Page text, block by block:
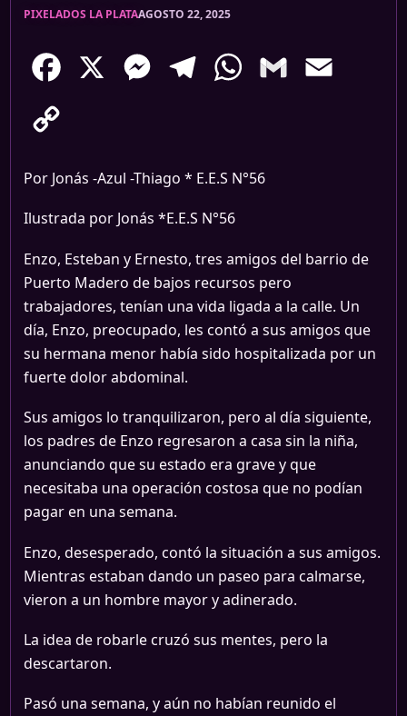
PIXELADOS LA PLATAAGOSTO 22, 2025
Facebook MessengerTelegramWhatsAppGmail
Por Jonás -Azul -Thiago * E.E.S N°56
Ilustrada por Jonás *E.E.S N°56
Enzo, Esteban y Ernesto, tres amigos del barrio de
Puerto Madero de bajos recursos pero
trabajadores, tenían una vida ligada a la calle. Un
día, Enzo, preocupado, les contó a sus amigos que
su hermana menor había sido hospitalizada por un
fuerte dolor abdominal.
Sus amigos lo tranquilizaron, pero al día siguiente,
los padres de Enzo regresaron a casa sin la niña,
anunciando que su estado era grave y que
necesitaba una operación costosa que no podían
pagar en una semana.
Enzo, desesperado, contó la situación a sus amigos.
Mientras estaban dando un paseo para calmarse,
vieron a un hombre mayor y adinerado.
La idea de robarle cruzó sus mentes, pero la
descartaron.
Pasó una semana, y aún no habían reunido el